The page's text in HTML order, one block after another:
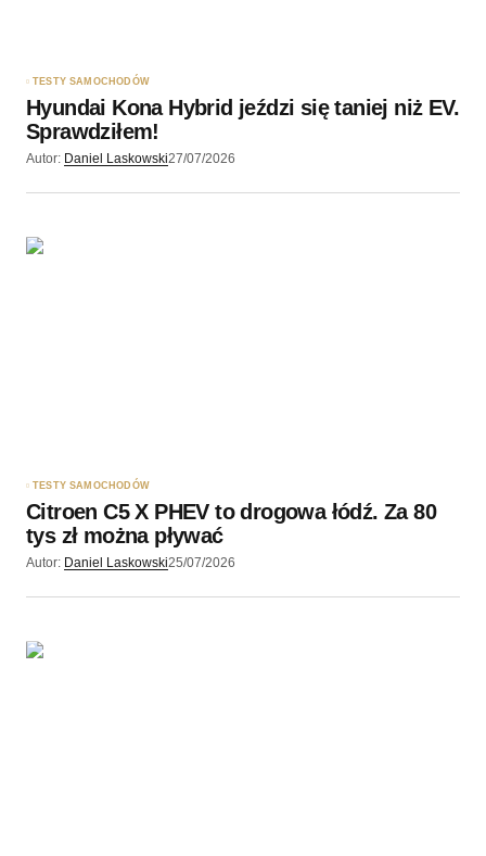
TESTY SAMOCHODÓW
Hyundai Kona Hybrid jeździ się taniej niż EV.
Sprawdziłem!
Autor: Daniel Laskowski27/07/2026
TESTY SAMOCHODÓW
Citroen C5 X PHEV to drogowa łódź. Za 80
tys zł można pływać
Autor: Daniel Laskowski25/07/2026